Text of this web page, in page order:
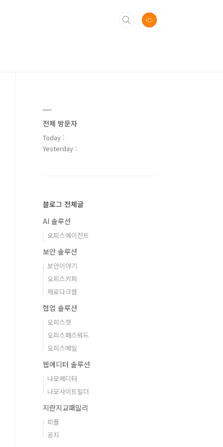
전체 방문자
Today :
Yesterday :
블로그 전체글
AI 솔루션
오피스에이전트
보안 솔루션
보안이야기
오피스키퍼
제로다크웹
협업 솔루션
오피스챗
오피스패스워드
오피스메일
웹에디터 솔루션
나모에디터
나모사이트빌더
지란지교패밀리
피플
공지